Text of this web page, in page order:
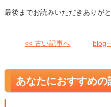
最後までお読みいただきありが
<< 古い記事へ blog
あなたにおすすめの